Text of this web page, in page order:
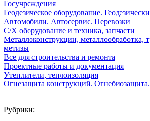
Госучреждения
Геодезическое оборудование.
Автомобили. Автосервис. Перевозки
С/Х оборудование и техника, запчасти
Металлоконструкции, металлообработка,
метизы
Все для строительства и ремонта
Проектные работы и документация
Утеплители, теплоизоляция
Огнезащита конструкций. Огнебиозащита.
Рубрики: